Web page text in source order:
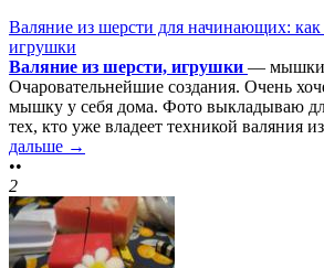
Валяние из шерсти для начинающих: как
игрушки
Валяние из шерсти, игрушки — мышки
Очаровательнейшие создания. Очень
мышку у себя дома. Фото выкладываю
тех, кто уже владеет техникой валяния
дальше →
••
2